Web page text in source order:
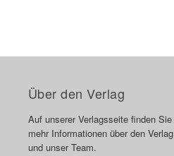
Über den Verlag
Auf unserer Verlagsseite finden Sie
mehr Informationen über den Verlag
und unser Team.